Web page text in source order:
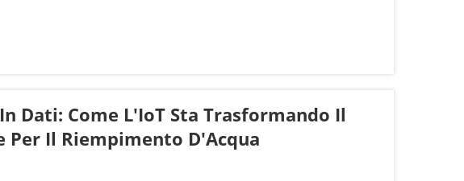
Dati: Come L'IoT Sta Trasformando Il
Per Il Riempimento D'Acqua